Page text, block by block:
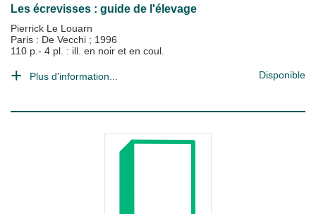
Les écrevisses : guide de l'élevage
Pierrick Le Louarn
Paris : De Vecchi ; 1996
110 p.- 4 pl. : ill. en noir et en coul.
Plus d'information... Disponible